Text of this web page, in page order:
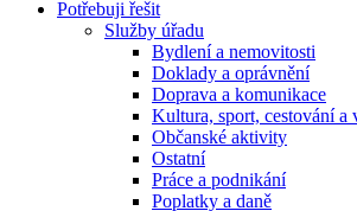
Potřebuji řešit
Služby úřadu
Bydlení a nemovitosti
Doklady a oprávnění
Doprava a komunikace
Kultura, sport, cestování a
Občanské aktivity
Ostatní
Práce a podnikání
Poplatky a daně